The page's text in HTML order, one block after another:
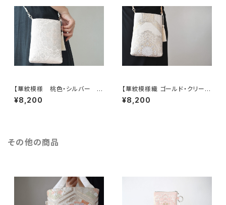
【華紋模様 桃色・シルバー シ
ルク帯リメイク スマホショル
ダーバッグ】日常使い、お呼ばれ
¥8,200
【華紋模様織 ゴールド・クリーム
色 シルク帯リメイク スマホ
ショルダーバッグ】日常使い、お
¥8,200
その他の商品